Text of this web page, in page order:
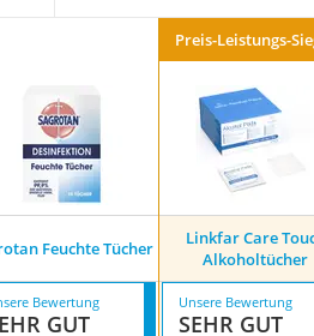
Preis-Leistungs-
Feuchte Tücher
Linkfar Care
Alkoholtücher
Bewertung
GUT
Unsere Bewertung
SEHR GUT